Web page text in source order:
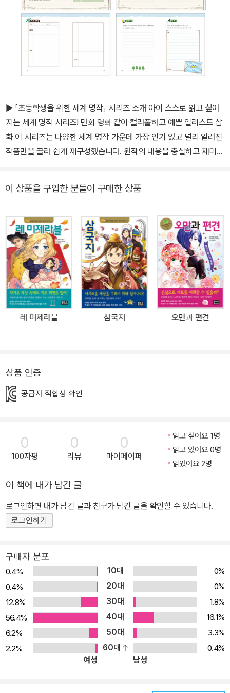
▶ 「초등학생을 위한 세계 명작」 시리즈 소개 아이 스스로 읽고 싶어
지는 세계 명작 시리즈! 만화 영화 같이 컬러풀하고 예쁜 일러스트 삽
화 이 시리즈는 다양한 세계 명작 가운데 가장 인기 있고 널리 알려진
작품만을 골라 쉽게 재구성했습니다. 원작의 내용을 충실하고 재미있
의 길이가 짧아서 지루하지 않으며, 만화 영화 같은 예쁜 일러스트가
를 돕는 체계적인 3단계 구성! 이 시리즈는 책을 읽기 전에 그림으로
된 <이야기 소개> 코너를 수록해 등장인물, 줄거리, 이야기의 배경
등에 대해 알려 주어 책에 대한 이해를 도와줍니다. 또 본문 뒤에 <올
바른 독서 방법>을 수록해 올바른 책 읽기 방법을 알려 주고, <더 생
각해 보기>, <독서 기록장>, <상상하기>, <편지 쓰기> 등의 다양한
활동을 통해 독후 활동을 재미있게 할 수 있도록 돕습니다. 아이들은
자기 생각을 정리하며 논리력과 표현력을 키울 수 있습니다. <책 읽
기 3단계> * 1단계: <이야기 소개>를 읽으며 책 속 등장인물, 줄거
>, <편지 쓰기> 등 다양한 부록을 통해 논리력과 표현력을 키워요!
에서 피어난 슬픈 사랑 이야기 이탈리아 베로나의 유명한 두 집안 몬
결혼식을 올리지만, 온갖 시련을 겪게 되는데……. 로미오와 줄리엣의
사랑은 과연 이루어질 수 있을까요?
이 상품을 구입한 분들이 구매한 상품
레 미제라블 삼국지 오만과 편견
상품 인증
공급자 적합성 확인
0
100자평
0
리뷰
0
마이페이퍼
읽고 싶어요 1명
읽고 있어요 0명
읽었어요 2명
이 책에 내가 남긴 글
로그인하면 내가 남긴 글과 친구가 남긴 글을 확인할 수 있습니다.
로그인하기
구매자 분포
0.4% 10대
0%
0.4%
20대
0%
12.8%
30대
1.8%
56.4%
40대
16.1%
6.2%
50대
3.3%
2.2%
60대
0.4%
여성
남성